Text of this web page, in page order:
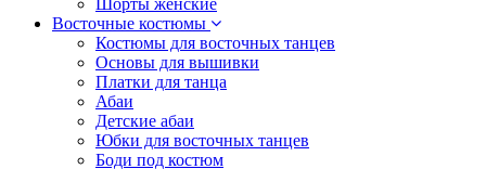
Шорты женские
Восточные костюмы
Костюмы для восточных танцев
Основы для вышивки
Платки для танца
Абаи
Детские абаи
Юбки для восточных танцев
Боди под костюм